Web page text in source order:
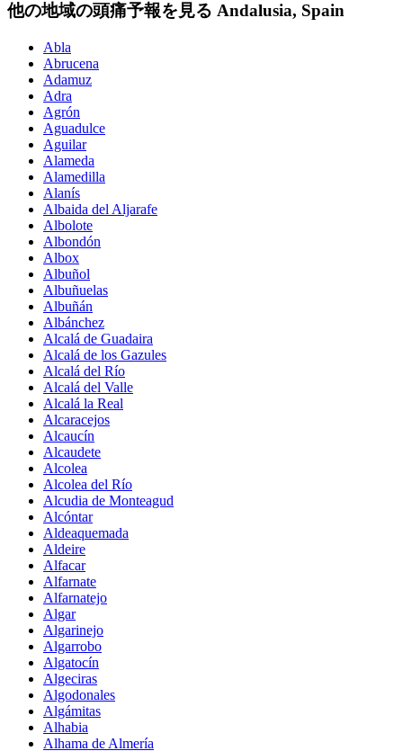
他の地域の頭痛予報を見る Andalusia, Spain
Abla
Abrucena
Adamuz
Adra
Agrón
Aguadulce
Aguilar
Alameda
Alamedilla
Alanís
Albaida del Aljarafe
Albolote
Albondón
Albox
Albuñol
Albuñuelas
Albuñán
Albánchez
Alcalá de Guadaira
Alcalá de los Gazules
Alcalá del Río
Alcalá del Valle
Alcalá la Real
Alcaracejos
Alcaucín
Alcaudete
Alcolea
Alcolea del Río
Alcudia de Monteagud
Alcóntar
Aldeaquemada
Aldeire
Alfacar
Alfarnate
Alfarnatejo
Algar
Algarinejo
Algarrobo
Algatocín
Algeciras
Algodonales
Algámitas
Alhabia
Alhama de Almería